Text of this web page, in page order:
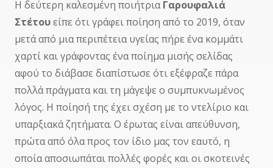
Η δεύτερη καλεσμένη ποιήτριαΓαρουφαλιά
Στέτουείπε ότι γράφει ποίηση από το 2019, όταν
μετά από μια περιπέτεια υγείας πήρε ένα κομμάτι
χαρτί και γράφοντας ένα ποίημα μισής σελίδας
αφού το διάβασε διαπίστωσε ότι εξέφραζε πάρα
πολλά πράγματα και τη μάγεψε ο συμπυκνωμένος
λόγος. Η ποίησή της έχει σχέση με το ντελίριο και
υπαρξιακά ζητήματα. Ο έρωτας είναι απεύθυνση,
πρώτα από όλα προς τον ίδιο μας τον εαυτό, η
οποία αποσιωπάται πολλές φορές και οι σκοτεινές